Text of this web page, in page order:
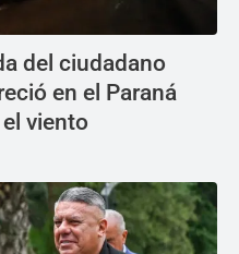
del ciudadano
en el Paraná
viento